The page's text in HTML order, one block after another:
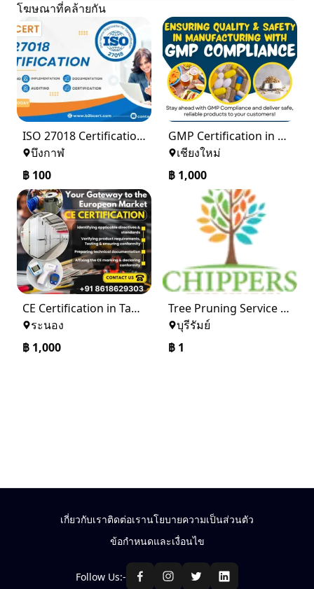
โฆษณาที่คล้ายกัน
ISO 27018 Certification in Denver
บึงกาฬ
฿ 100
GMP Certification in Phoenix
เชียงใหม่
฿ 1,000
CE Certification in Tampa
ระนอง
฿ 1,000
Tree Pruning Service Dallas
บุรีรัมย์
฿ 1
เกี่ยวกับเราติดต่อเรานโยบายความเป็นส่วนตัว
ข้อกำหนดและเงื่อนไข
Follow Us:-